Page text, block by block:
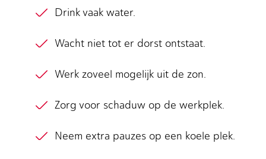
Drink vaak water.
Wacht niet tot er dorst ontstaat.
Werk zoveel mogelijk uit de zon.
Zorg voor schaduw op de werkplek.
Neem extra pauzes op een koele plek.